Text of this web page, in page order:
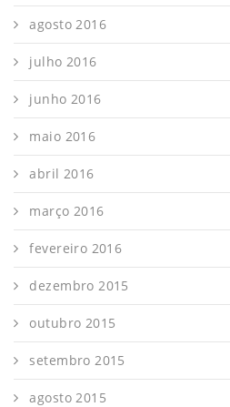
agosto 2016
julho 2016
junho 2016
maio 2016
abril 2016
março 2016
fevereiro 2016
dezembro 2015
outubro 2015
setembro 2015
agosto 2015